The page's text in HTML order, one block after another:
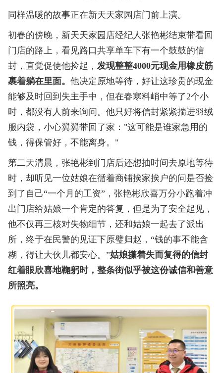
同样温暖的故事正在新天天家园店门前上演。
初春的傍晚，新天天家园店经纪人张艳彬结束带看回
门店的路上，看见路口共享单车下有一个鼓鼓的信
封，直觉促使他捡起，发现整整4000元现金用橡皮筋
裹着躺在里面。他决定原地等待，好让这珍贵的现金
能够及时回到失主手中，但在春寒料峭中等了2个小
时，都没有人前来询问。他只好将信封紧紧揣进羽绒
服内袋，小心翼翼带回了家："这可能是谁家急用的
钱，得保管好，不能离身。"
第二天清晨，张艳彬到门店后还想抽时间去原地等待
时，却听见一位姑娘在循着商铺挨家挨户的问是否捡
到了自己“一个月的工资”，张艳彬欣喜万分小跑着冲
出门店给姑娘一个肯定的答复，但是为了安全起见，
他不仅再三核对失物细节，还和姑娘一起去了派出
所，终于在民警的见证下原璧归赵，“钱的事不能含
糊，得让大伙儿都安心。”姑娘攥着失而复得的信封
红着眼欣喜地鞠躬时，整条街似乎被这份诚信和善意
所照亮。